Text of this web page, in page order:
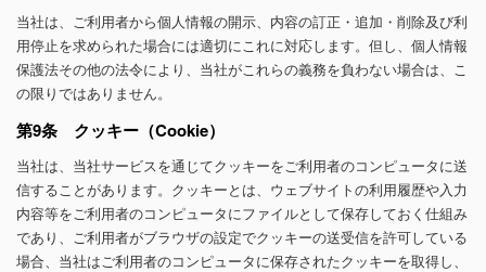
当社は、ご利用者から個人情報の開示、内容の訂正・追加・削除及び利
用停止を求められた場合には適切にこれに対応します。但し、個人情報
保護法その他の法令により、当社がこれらの義務を負わない場合は、こ
の限りではありません。
第9条 クッキー（Cookie）
当社は、当社サービスを通じてクッキーをご利用者のコンピュータに送
信することがあります。クッキーとは、ウェブサイトの利用履歴や入力
内容等をご利用者のコンピュータにファイルとして保存しておく仕組み
であり、ご利用者がブラウザの設定でクッキーの送受信を許可している
場合、当社はご利用者のコンピュータに保存されたクッキーを取得し、